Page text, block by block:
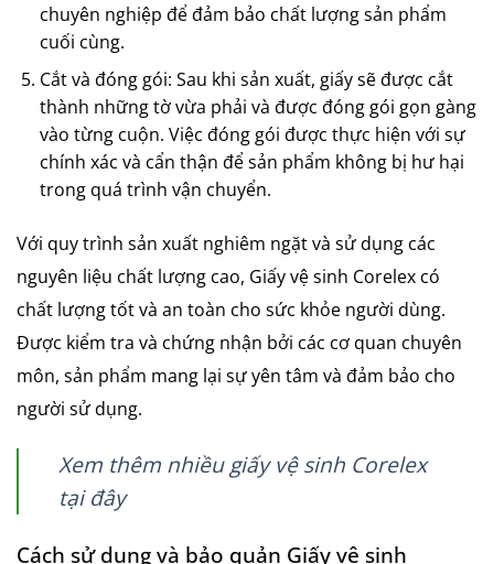
chuyên nghiệp để đảm bảo chất lượng sản phẩm
cuối cùng.
Cắt và đóng gói: Sau khi sản xuất, giấy sẽ được cắt
thành những tờ vừa phải và được đóng gói gọn gàng
vào từng cuộn. Việc đóng gói được thực hiện với sự
chính xác và cẩn thận để sản phẩm không bị hư hại
trong quá trình vận chuyển.
Với quy trình sản xuất nghiêm ngặt và sử dụng các
nguyên liệu chất lượng cao, Giấy vệ sinh Corelex có
chất lượng tốt và an toàn cho sức khỏe người dùng.
Được kiểm tra và chứng nhận bởi các cơ quan chuyên
môn, sản phẩm mang lại sự yên tâm và đảm bảo cho
người sử dụng.
Xem thêm nhiều giấy vệ sinh Corelex
tại đây
Cách sử dụng và bảo quản Giấy vệ sinh